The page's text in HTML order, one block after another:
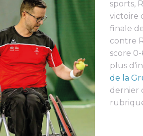
sports,
victoire
finale
contre
score
plus
de la
dernier